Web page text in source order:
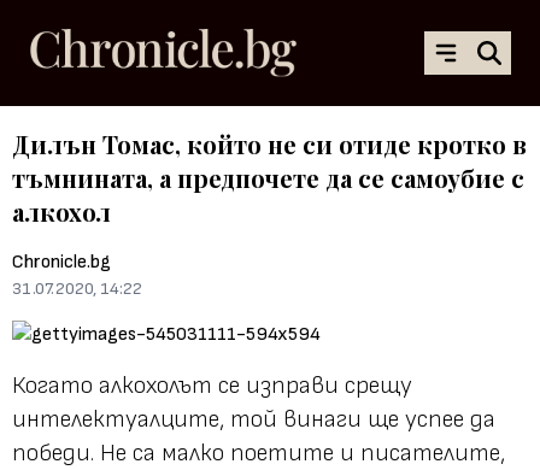
Дилън Томас, който не си отиде кротко в
тъмнината, а предпочете да се самоубие с
алкохол
Chronicle.bg
31.07.2020, 14:22
Когато алкохолът се изправи срещу
интелектуалците, той винаги ще успее да
победи. Не са малко поетите и писателите,